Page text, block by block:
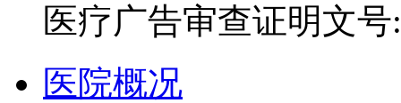
医疗广告审查证明文
医院概况